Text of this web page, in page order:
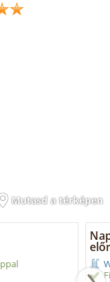
Mutasd a térképen